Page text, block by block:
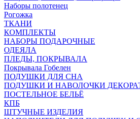
Наборы полотенец
Рогожка
ТКАНИ
КОМПЛЕКТЫ
НАБОРЫ ПОДАРОЧНЫЕ
ОДЕЯЛА
ПЛЕДЫ, ПОКРЫВАЛА
Покрывала Гобелен
ПОДУШКИ ДЛЯ СНА
ПОДУШКИ И НАВОЛОЧКИ
ПОСТЕЛЬНОЕ БЕЛЬЁ
КПБ
ШТУЧНЫЕ ИЗДЕЛИЯ